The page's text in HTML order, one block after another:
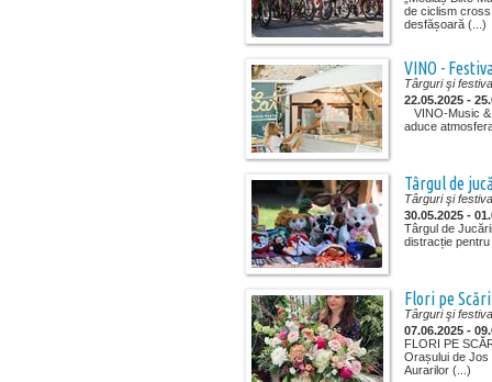
de ciclism
desfășoară (...)
VINO -
Târguri şi
22.05.2025 -
VINO-Music
aduce
Târgul de
Târguri şi
30.05.2025 -
Târgul de
distracție
Flori pe Scări
Târguri şi
07.06.2025 -
FLORI PE
Orașului de Jos
Aurarilor (...)